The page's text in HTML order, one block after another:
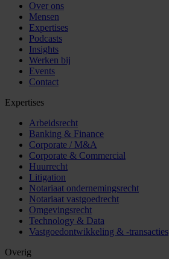
Over ons
Mensen
Expertises
Podcasts
Insights
Werken bij
Events
Contact
Expertises
Arbeidsrecht
Banking & Finance
Corporate / M&A
Corporate & Commercial
Huurrecht
Litigation
Notariaat ondernemingsrecht
Notariaat vastgoedrecht
Omgevingsrecht
Technology & Data
Vastgoedontwikkeling & -transacties
Overig